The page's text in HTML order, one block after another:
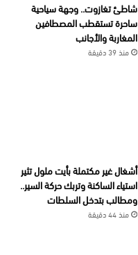
شاطئ تغازوت.. وجهة سياحية
ساحرة تستقطب المصطافين
المغاربة والأجانب
منذ 39 دقيقة
أشغال غير مكتملة بأيت ملول تثير
استياء الساكنة وتربك حركة السير..
ومطالب بتدخل السلطات
منذ 44 دقيقة